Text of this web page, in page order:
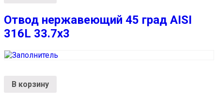
Отвод нержавеющий 45 град AISI
316L 33.7х3
В корзину